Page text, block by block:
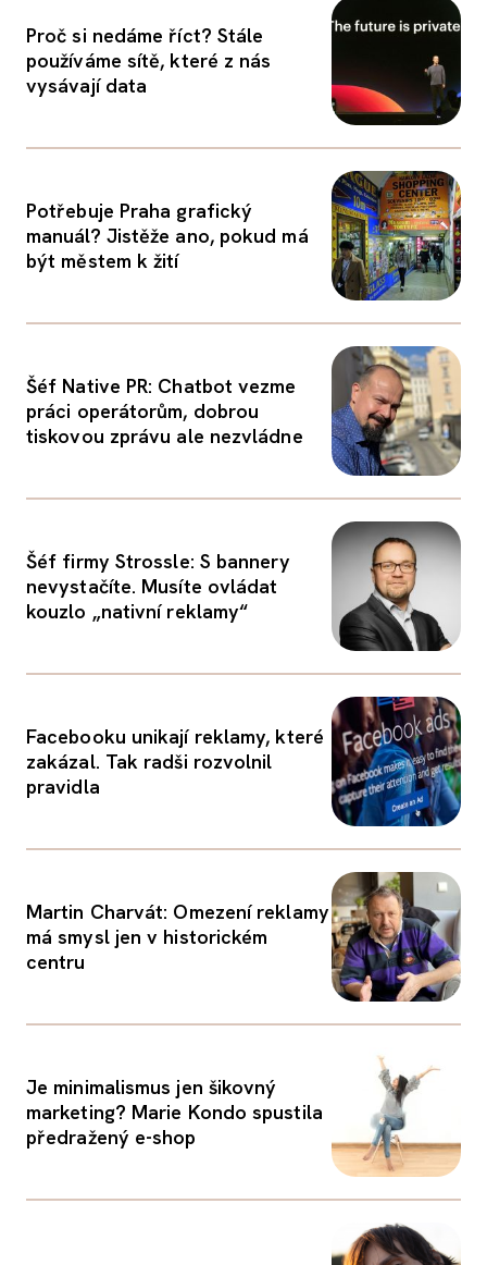
Proč si nedáme říct? Stále
používáme sítě, které z nás
vysávají data
Potřebuje Praha grafický
manuál? Jistěže ano, pokud má
být městem k žití
Šéf Native PR: Chatbot vezme
práci operátorům, dobrou
tiskovou zprávu ale nezvládne
Šéf firmy Strossle: S bannery
nevystačíte. Musíte ovládat
kouzlo „nativní reklamy“
Facebooku unikají reklamy, které
zakázal. Tak radši rozvolnil
pravidla
Martin Charvát: Omezení reklamy
má smysl jen v historickém
centru
Je minimalismus jen šikovný
marketing? Marie Kondo spustila
předražený e-shop